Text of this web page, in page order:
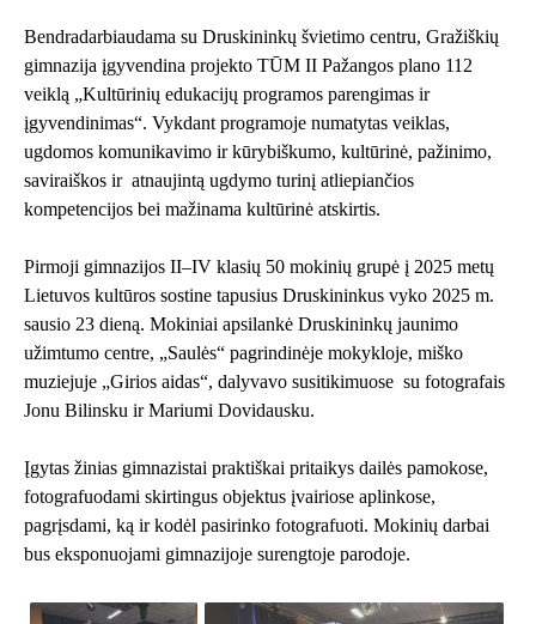
Bendradarbiaudama su Druskininkų švietimo centru, Gražiškių
gimnazija įgyvendina projekto TŪM II Pažangos plano 112
veiklą „Kultūrinių edukacijų programos parengimas ir
įgyvendinimas“. Vykdant programoje numatytas veiklas,
ugdomos komunikavimo ir kūrybiškumo, kultūrinė, pažinimo,
saviraiškos ir atnaujintą ugdymo turinį atliepiančios
kompetencijos bei mažinama kultūrinė atskirtis.
Pirmoji gimnazijos II–IV klasių 50 mokinių grupė į 2025 metų
Lietuvos kultūros sostine tapusius Druskininkus vyko 2025 m.
sausio 23 dieną. Mokiniai apsilankė Druskininkų jaunimo
užimtumo centre, „Saulės“ pagrindinėje mokykloje, miško
muziejuje „Girios aidas“, dalyvavo susitikimuose su fotografais
Jonu Bilinsku ir Mariumi Dovidausku.
Įgytas žinias gimnazistai praktiškai pritaikys dailės pamokose,
fotografuodami skirtingus objektus įvairiose aplinkose,
pagrįsdami, ką ir kodėl pasirinko fotografuoti. Mokinių darbai
bus eksponuojami gimnazijoje surengtoje parodoje.